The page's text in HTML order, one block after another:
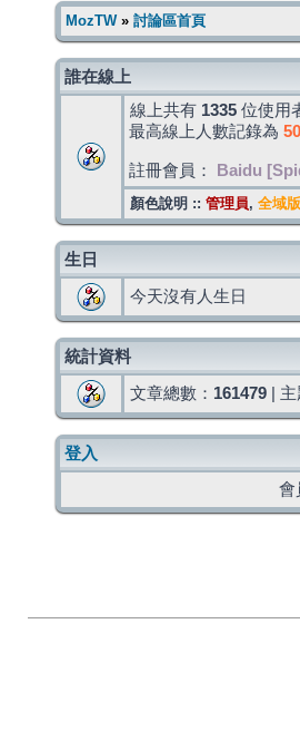
MozTW» 討論區首頁
誰在線上
線上共有 1335 位使用
最高線上人數記錄為
註冊會員： Baidu
顏色說明 :: 管理員, 全域
生日
今天沒有人生日
統計資料
文章總數： 161479 |
登入
會